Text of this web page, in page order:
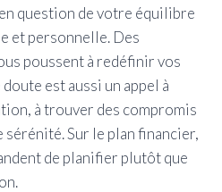
question de votre équilibre
et personnelle. Des
poussent à redéfinir vos
est aussi un appel à
à trouver des compromis
sérénité. Sur le plan financier,
de planifier plutôt que